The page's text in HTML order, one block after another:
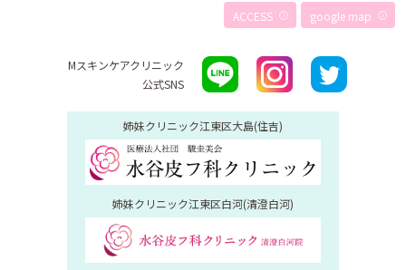
ACCESS google map
Mスキンケアクリニック
公式SNS
姉妹クリニック江東区大島(住吉)
姉妹クリニック江東区白河(清澄白河)